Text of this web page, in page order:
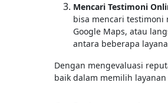
Mencari Testimoni
bisa mencari testimoni
Google Maps, atau
antara beberapa
Dengan mengevaluasi
baik dalam memilih